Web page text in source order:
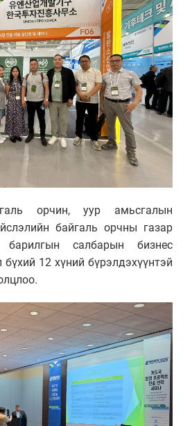
орчин, уур амьсгалын
байгаль орчны газар
салбарын бизнес
12 хүний бүрэлдэхүүнтэй